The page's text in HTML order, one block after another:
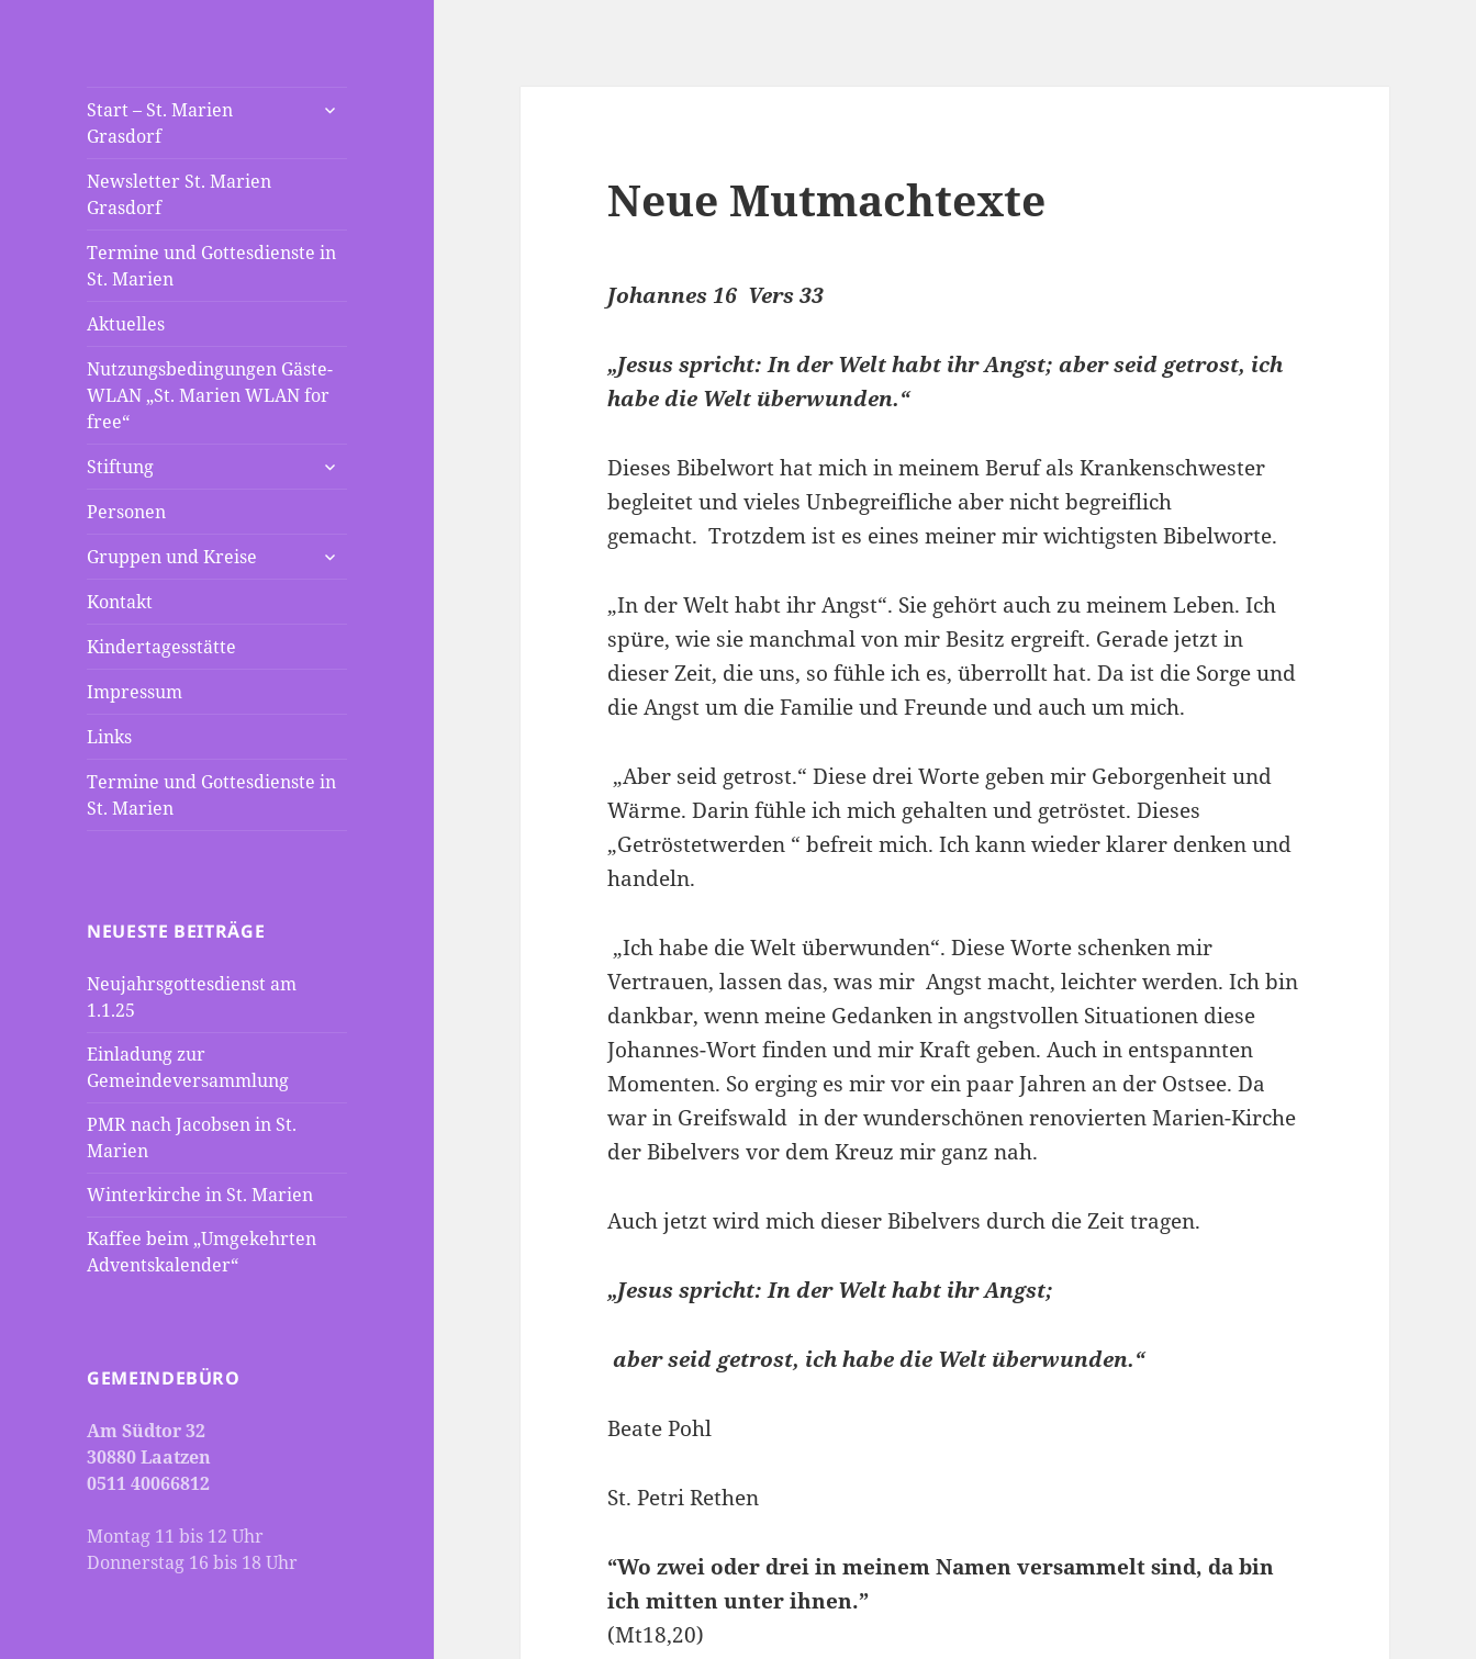
St. Marien
Grasdorf
Die neue Webseite der St
Mariengemeinde Grasdorf
Start – St. Marien
Grasdorf
untermenü
Newsletter St. Marien
Grasdorf
Termine und Gottesdienste in
St. Marien
Aktuelles
Nutzungsbedingungen Gäste-
WLAN „St. Marien WLAN for
free“
Stiftung
untermenü
Personen
Gruppen und Kreise
untermenü
Kontakt
Kindertagesstätte
Impressum
Links
Termine und Gottesdienste in
St. Marien
NEUESTE BEITRÄGE
Neujahrsgottesdienst am
1.1.25
Einladung zur
Gemeindeversammlung
PMR nach Jacobsen in St.
Marien
Winterkirche in St. Marien
Kaffee beim „Umgekehrten
Adventskalender“
GEMEINDEBÜRO
Am Südtor 32
30880 Laatzen
0511 40066812
Montag 11 bis 12 Uhr
Donnerstag 16 bis 18 Uhr
Neue Mutmachtexte
Johannes 16 Vers 33
„Jesus spricht: In der Welt habt ihr Angst; aber seid getrost, ich
habe die Welt überwunden.“
Dieses Bibelwort hat mich in meinem Beruf als Krankenschwester
begleitet und vieles Unbegreifliche aber nicht begreiflich
gemacht. Trotzdem ist es eines meiner mir wichtigsten Bibelworte.
„In der Welt habt ihr Angst“. Sie gehört auch zu meinem Leben. Ich
spüre, wie sie manchmal von mir Besitz ergreift. Gerade jetzt in
dieser Zeit, die uns, so fühle ich es, überrollt hat. Da ist die Sorge und
die Angst um die Familie und Freunde und auch um mich.
„Aber seid getrost.“ Diese drei Worte geben mir Geborgenheit und
Wärme. Darin fühle ich mich gehalten und getröstet. Dieses
„Getröstetwerden “ befreit mich. Ich kann wieder klarer denken und
handeln.
„Ich habe die Welt überwunden“. Diese Worte schenken mir
Vertrauen, lassen das, was mir Angst macht, leichter werden. Ich bin
dankbar, wenn meine Gedanken in angstvollen Situationen diese
Johannes-Wort finden und mir Kraft geben. Auch in entspannten
Momenten. So erging es mir vor ein paar Jahren an der Ostsee. Da
war in Greifswald in der wunderschönen renovierten Marien-Kirche
der Bibelvers vor dem Kreuz mir ganz nah.
Auch jetzt wird mich dieser Bibelvers durch die Zeit tragen.
„Jesus spricht: In der Welt habt ihr Angst;
aber seid getrost, ich habe die Welt überwunden.“
Beate Pohl
St. Petri Rethen
“Wo zwei oder drei in meinem Namen versammelt sind, da bin
ich mitten unter ihnen.”
(Mt18,20)